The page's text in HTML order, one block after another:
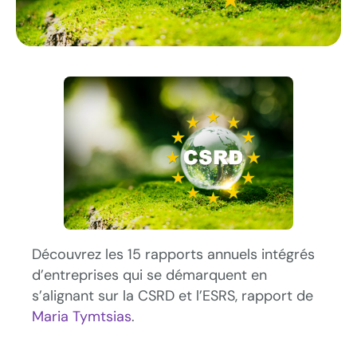
Découvrez les 15 rapports annuels intégrés
d’entreprises qui se démarquent en
s’alignant sur la CSRD et l’ESRS, rapport de
Maria Tymtsias.